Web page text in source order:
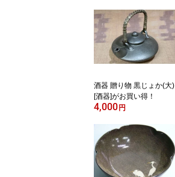
セット1200円送料無料
(代引き決済不可）
酒器 贈り物 黒じょか(大)
[酒器]がお買い得！
4,000 円